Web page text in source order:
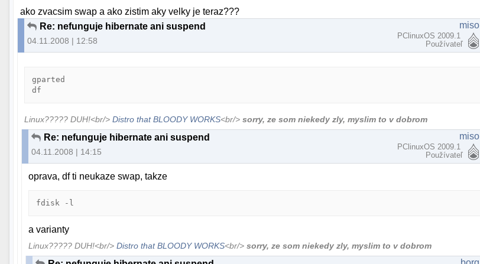
ako zvacsim swap a ako zistim aky velky je teraz???
Re: nefunguje hibernate ani suspend
04.11.2008 | 12:58
miso
PClinuxOS 2009.1
Používateľ
gparted
df
Linux????? DUH!<br/>Distro that BLOODY WORKS<br/>sorry, ze som niekedy zly, myslim to v dobrom
Re: nefunguje hibernate ani suspend
04.11.2008 | 14:15
miso
PClinuxOS 2009.1
Používateľ
oprava, df ti neukaze swap, takze
fdisk -l
a varianty
Linux????? DUH!<br/>Distro that BLOODY WORKS<br/>sorry, ze som niekedy zly, myslim to v dobrom